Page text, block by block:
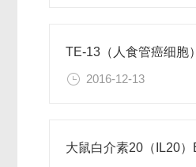
TE-13（人食管癌细胞）
2016-12-13